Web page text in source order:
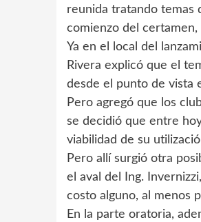
reunida tratando temas
comienzo del
Ya en el local del
Rivera explicó que el
desde el punto de vista
Pero agregó que los
se decidió que entre
viabilidad de su
Pero allí surgió otra
el aval del Ing.
costo alguno, al menos
En la parte oratoria,